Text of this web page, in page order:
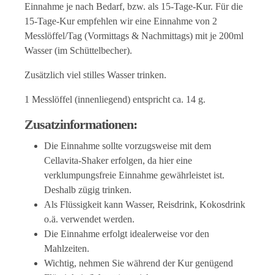
Einnahme je nach Bedarf, bzw. als 15-Tage-Kur. Für die
15-Tage-Kur empfehlen wir eine Einnahme von 2
Messlöffel/Tag (Vormittags & Nachmittags) mit je 200ml
Wasser (im Schüttelbecher).
Zusätzlich viel stilles Wasser trinken.
1 Messlöffel (innenliegend) entspricht ca. 14 g.
Zusatzinformationen:
Die Einnahme sollte vorzugsweise mit dem
Cellavita-Shaker erfolgen, da hier eine
verklumpungsfreie Einnahme gewährleistet ist.
Deshalb zügig trinken.
Als Flüssigkeit kann Wasser, Reisdrink, Kokosdrink
o.ä. verwendet werden.
Die Einnahme erfolgt idealerweise vor den
Mahlzeiten.
Wichtig, nehmen Sie während der Kur genügend